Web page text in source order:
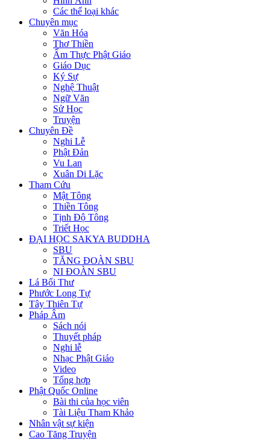
Các thể loại khác
Chuyên mục
Văn Hóa
Thơ Thiền
Ẩm Thực Phật Giáo
Giáo Dục
Ký Sự
Nghệ Thuật
Ngữ Văn
Sử Học
Truyện
Chuyên Đề
Nghi Lễ
Phật Đản
Vu Lan
Xuân Di Lặc
Tham Cứu
Mật Tông
Thiền Tông
Tịnh Độ Tông
Triết Học
ĐẠI HỌC SAKYA BUDDHA
SBU
TĂNG ĐOÀN SBU
NI ĐOÀN SBU
Lá Bối Thư
Phước Long Tự
Tây Thiên Tự
Pháp Âm
Sách nói
Thuyết pháp
Nghi lễ
Nhạc Phật Giáo
Video
Tổng hợp
Phật Quốc Online
Bài thi của học viên
Tài Liệu Tham Khảo
Nhân vật sự kiện
Cao Tăng Truyện